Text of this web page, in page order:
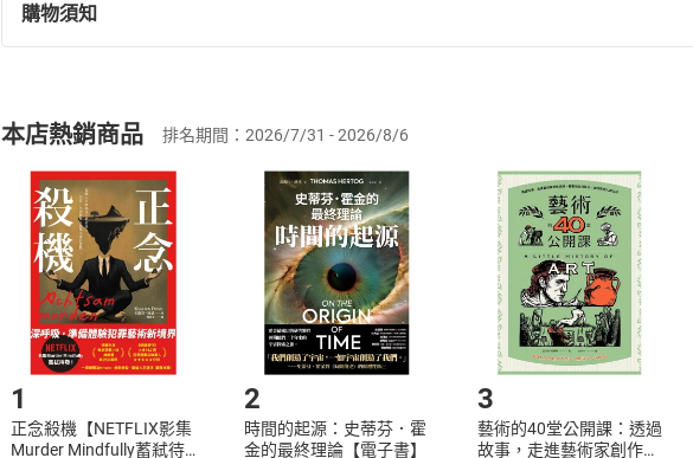
退換貨規定：
(一)依消費者保護法第19條第1項後段暨通訊交易解除權合理例外情事適用
(二)消費者訂購本店鋪之商品即代表知悉本店鋪所銷售之商品為電子書，
且已下載/存取電子書，不得請求退貨退款。
退貨方式：您欲取消訂單或辦理退貨時，請登入樂天市場，並於「我的訂單
貨」，本店鋪將依您的申請進行審核，待審核通過後將為您辦理退款事宜。
請注意，樂天市場須以整筆訂單為單位進行取消/退貨，恕無法以單支商品取
購物須知
挑選商品
Choose
放入購物車
Shopping cart
登入帳號
Login
購書後，如何開始使用？
Step1.選擇閱讀載具 Step2.登入
本店熱銷商品 排名期間：2026/7/31 - 2026/8/6
1
正念殺機【NETFLIX影集
Murder Mindfully蓄弒待
2
時間的起源：史蒂芬．霍
金的最終理論【電子書】
3
藝術的40堂公開課：透過
故事，走進藝術家創作現